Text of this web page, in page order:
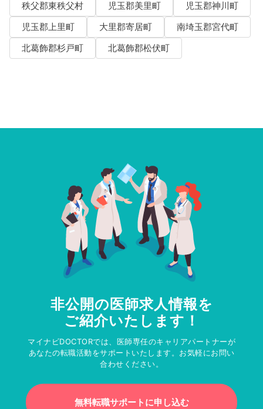
秩父郡東秩父村
児玉郡美里町
児玉郡神川町
児玉郡上里町
大里郡寄居町
南埼玉郡宮代町
北葛飾郡杉戸町
北葛飾郡松伏町
非公開の医師求人情報を
ご紹介いたします！
マイナビDOCTORでは、医師専任のキャリアパートナーが
あなたの転職活動をサポートいたします。お気軽にお問い
合わせください。
無料転職サポートに申し込む